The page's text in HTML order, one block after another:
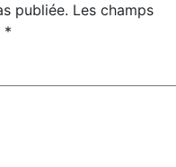
publiée. Les champs
*